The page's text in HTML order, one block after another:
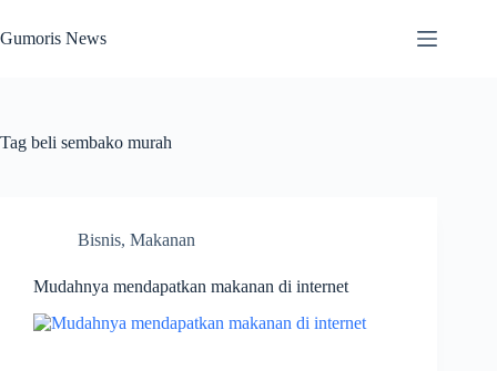
to
content
Gumoris News
Tag beli sembako murah
Bisnis, Makanan
Mudahnya mendapatkan makanan di internet